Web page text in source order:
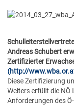
2019
2018
2017
Technik
IT
Finanz
Restplätze
Brandhaus &
Andreas Schubert
Zertifizierter
(http://
Diese Zertifizierung
Weiters erfüllt die NÖ
Anforderungen des